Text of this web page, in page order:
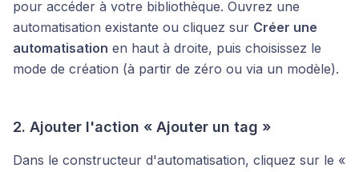
pour accéder à votre bibliothèque. Ouvrez une
automatisation existante ou cliquez sur Créer une
automatisation en haut à droite, puis choisissez le
mode de création (à partir de zéro ou via un modèle).
2. Ajouter l'action « Ajouter un tag »
Dans le constructeur d'automatisation, cliquez sur le «